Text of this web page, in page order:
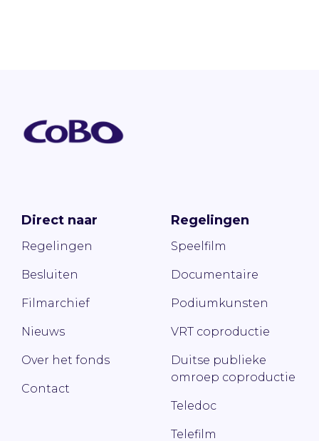
Direct naar
Regelingen
Besluiten
Filmarchief
Nieuws
Over het fonds
Contact
Regelingen
Speelfilm
Documentaire
Podiumkunsten
VRT coproductie
Duitse publieke
omroep coproductie
Teledoc
Telefilm